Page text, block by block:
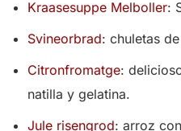
Kraasesuppe Melboller:
Svineorbrad: chuletas
Citronfromatge:
natilla y gelatina.
Jule risengrod: arroz